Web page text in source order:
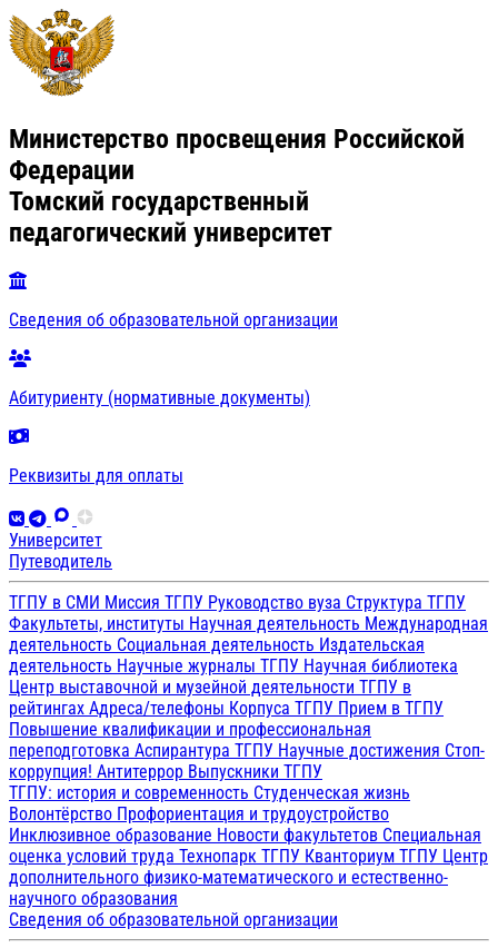
Министерство просвещения Российской
Федерации
Томский государственный
педагогический университет
Сведения об образовательной организации
Абитуриенту (нормативные документы)
Реквизиты для оплаты
Университет
Путеводитель
ТГПУ в СМИ Миссия ТГПУ Руководство вуза Структура ТГПУ
Факультеты, институты Научная деятельность Международная
деятельность Социальная деятельность Издательская
деятельность Научные журналы ТГПУ Научная библиотека
Центр выставочной и музейной деятельности ТГПУ в
рейтингах Адреса/телефоны Корпуса ТГПУ Прием в ТГПУ
Повышение квалификации и профессиональная
переподготовка Аспирантура ТГПУ Научные достижения Стоп-
коррупция! Антитеррор Выпускники ТГПУ
ТГПУ: история и современность Студенческая жизнь
Волонтёрство Профориентация и трудоустройство
Инклюзивное образование Новости факультетов Специальная
оценка условий труда Технопарк ТГПУ Кванториум ТГПУ Центр
дополнительного физико-математического и естественно-
научного образования
Сведения об образовательной организации